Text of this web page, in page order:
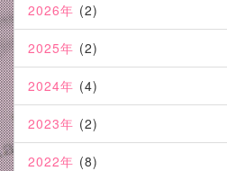
2026年 (2)
2025年 (2)
2024年 (4)
2023年 (2)
2022年 (8)